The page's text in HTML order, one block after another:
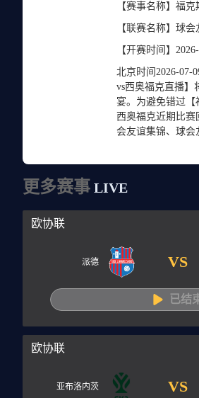
【赛事名称】 福克
【联赛名称】 球会
【开赛时间】
北京时间2026-
vs西奥福克直播】
宴。为避免错过【
西奥福克近期比
会友谊集锦、球会
更多赛事 LIVE
欧协联
派德 VS
已结
欧协联
亚布洛内茨 VS